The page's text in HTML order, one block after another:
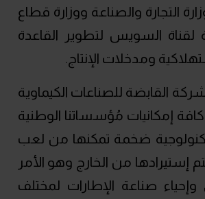
التجارة والصناعة ووزارة قطاع
لقناة السويس لتطوير القاعدة
ومدخلات الإنتاج.
القابضة للصناعات الكيماوية
كافة إمكانيات مُؤسساتنا الوطنية
ضخمة تمكنها من لعب
إستيرادها من الخارج وهو الأمر
صناعة الإطارات لمختلف